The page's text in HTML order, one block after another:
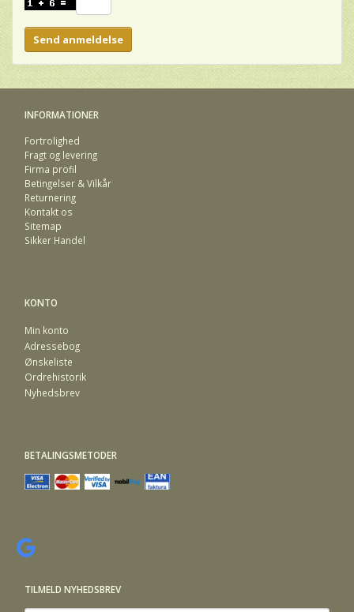
Send anmeldelse
INFORMATIONER
Fortrolighed
Fragt og levering
Firma profil
Betingelser & Vilkår
Returnering
Kontakt os
Sitemap
Sikker Handel
KONTO
Min konto
Adressebog
Ønskeliste
Ordrehistorik
Nyhedsbrev
BETALINGSMETODER
TILMELD NYHEDSBREV